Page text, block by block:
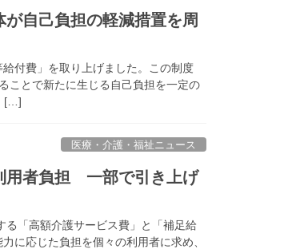
自己負担の軽減措置を周
付費」を取り上げました。この制度
ことで新たに生じる自己負担を一定の
[…]
医療・介護・福祉ニュース
用者負担 一部で引き上げ
「高額介護サービス費」と「補足給
に応じた負担を個々の利用者に求め、